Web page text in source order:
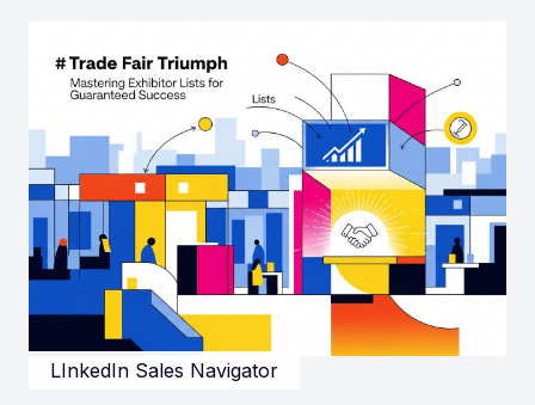
LInkedIn Sales Navigator